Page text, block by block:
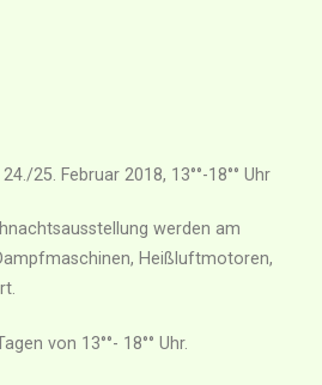
25. Februar 2018, 13°°-18°° Uhr
werden am
Heißluftmotoren,
von 13°°- 18°° Uhr.